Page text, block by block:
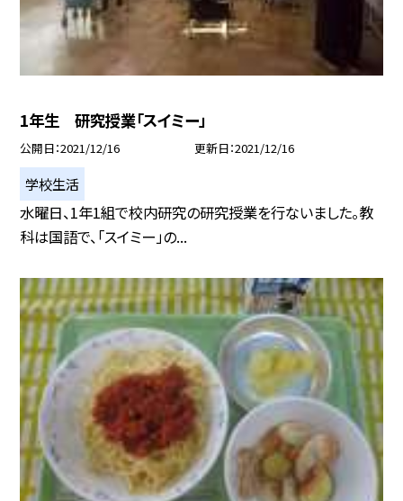
1年生 研究授業「スイミー」
公開日 2021/12/16 更新日 2021/12/16
学校生活
水曜日、1年1組で校内研究の研究授業を行ないました。教
科は国語で、「スイミー」の...